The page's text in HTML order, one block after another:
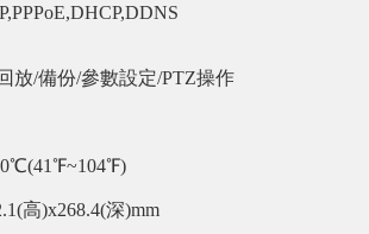
放/備份/參數設定/PTZ操作
高)x268.4(深)mm